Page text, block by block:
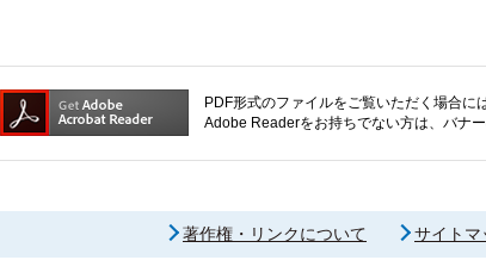
PDF形式のファイルをご覧いただく場合に
Adobe Readerをお持ちでない方は、バナ
著作権・リンクについて サイトマ